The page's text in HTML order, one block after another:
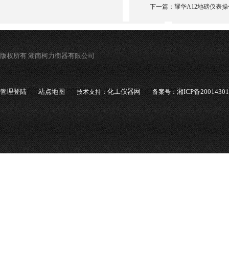
下一篇： 耀华A12地磅仪表
版权所有 湖南柯力衡器有限公司
管理登陆 站点地图 技术支持：化工仪器网 备案号：湘ICP备